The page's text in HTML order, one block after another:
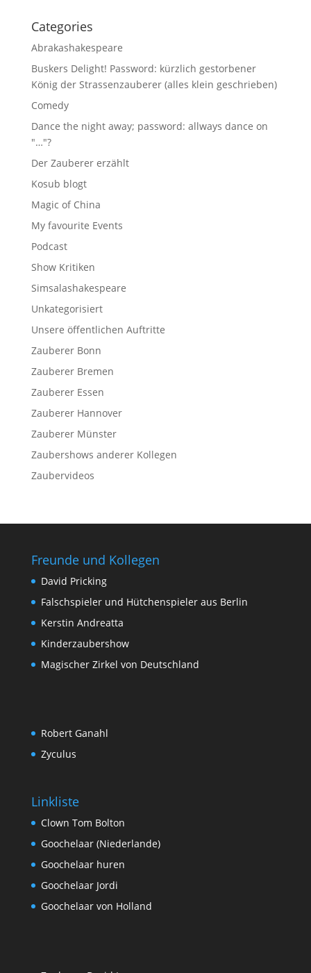
Categories
Abrakashakespeare
Buskers Delight! Password: kürzlich gestorbener
König der Strassenzauberer (alles klein geschrieben)
Comedy
Dance the night away; password: allways dance on
"…"?
Der Zauberer erzählt
Kosub blogt
Magic of China
My favourite Events
Podcast
Show Kritiken
Simsalashakespeare
Unkategorisiert
Unsere öffentlichen Auftritte
Zauberer Bonn
Zauberer Bremen
Zauberer Essen
Zauberer Hannover
Zauberer Münster
Zaubershows anderer Kollegen
Zaubervideos
Freunde und Kollegen
David Pricking
Falschspieler und Hütchenspieler aus Berlin
Kerstin Andreatta
Kinderzaubershow
Magischer Zirkel von Deutschland
Robert Ganahl
Zyculus
Linkliste
Clown Tom Bolton
Goochelaar (Niederlande)
Goochelaar huren
Goochelaar Jordi
Goochelaar von Holland